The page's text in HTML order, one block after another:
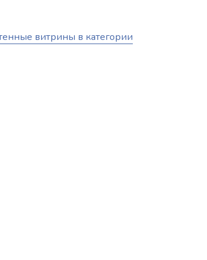
витрины в категории